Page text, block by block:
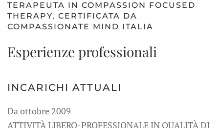
TERAPEUTA IN COMPASSION FOCUSED
THERAPY, CERTIFICATA DA
COMPASSIONATE MIND ITALIA
Esperienze professionali
INCARICHI ATTUALI
Da ottobre 2009
ATTIVITÀ LIBERO-PROFESSIONALE IN QUALITÀ DI